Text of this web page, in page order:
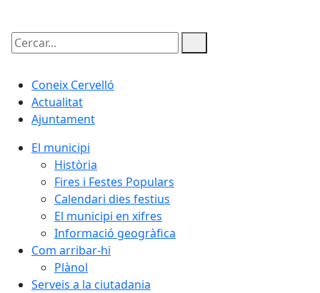
Cercar:
Coneix Cervelló
Actualitat
Ajuntament
El municipi
Història
Fires i Festes Populars
Calendari dies festius
El municipi en xifres
Informació geogràfica
Com arribar-hi
Plànol
Serveis a la ciutadania